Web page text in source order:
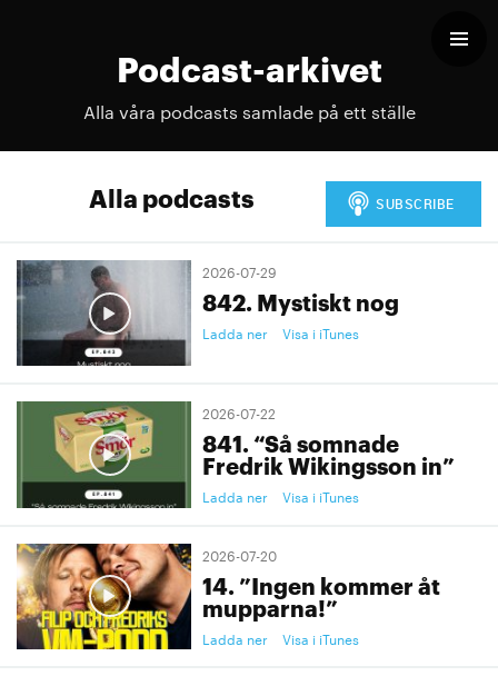
Podcast-arkivet
Alla våra podcasts samlade på ett ställe
Alla podcasts
2026-07-29
842. Mystiskt nog
Ladda ner Visa i iTunes
2026-07-22
841. “Så somnade
Fredrik Wikingsson in”
Ladda ner Visa i iTunes
2026-07-20
14. ”Ingen kommer åt
mupparna!”
Ladda ner Visa i iTunes